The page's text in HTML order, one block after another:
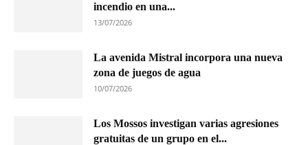
incendio en una...
13/07/2026
La avenida Mistral incorpora una nueva
zona de juegos de agua
10/07/2026
Los Mossos investigan varias agresiones
gratuitas de un grupo en el...